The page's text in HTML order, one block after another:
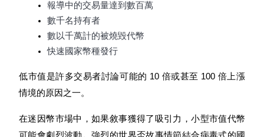
了解如何賺取穩定收入
Bitrue AI
合夥人計劃
報導中的交易量達到數百萬
數千名持有者
數以千萬計的被燒毀代幣
快速國家幣種發行
低市值是許多交易者討論可能的 10 倍或甚至 100 倍上漲
情境的原因之一。
在迷因幣市場中，如果敘事獲得了吸引力，小型市值代幣